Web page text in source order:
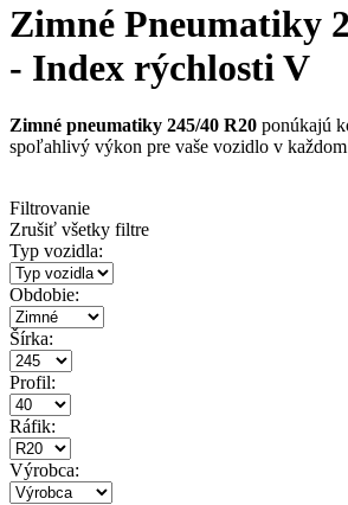
Zimné Pneumatiky
- Index rýchlosti V
Zimné pneumatiky 245/40 R20 ponúkajú
spoľahlivý výkon pre vaše vozidlo v každom
Filtrovanie
Zrušiť všetky filtre
Typ vozidla:
Obdobie:
Šírka:
Profil:
Ráfik:
Výrobca: